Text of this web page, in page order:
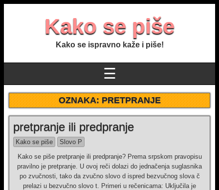
Kako se piše
Kako se ispravno kaže i piše!
☰
OZNAKA:PRETPRANJE
pretpranje ili predpranje
Kako se piše
Slovo P
Kako se piše pretpranje ili predpranje? Prema srpskom pravopisu
pravilno je pretpranje. U ovoj reči dolazi do jednačenja suglasnika
po zvučnosti, tako da zvučno slovo d ispred bezvučnog slova č
prelazi u bezvučno slovo t. Primeri u rečenicama: Uključila je